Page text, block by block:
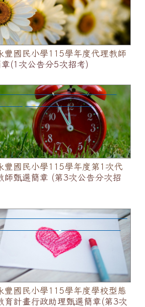
豐國民小學115學年度代理教師
(1次公告分5次招考)
民小學115學年度第1次代理教
簡章 (第3次公告分次招考)
豐國民小學115學年度第1次代
師甄選簡章 (第3次公告分次招
國民小學115學年度學校型態原住民
政助理甄選簡章(第3次公告分次招
豐國民小學115學年度學校型態
育計畫行政助理甄選簡章(第3次